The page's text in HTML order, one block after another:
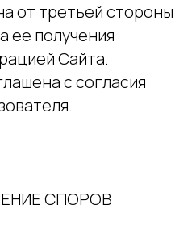
от третьей стороны
ее получения
Сайта.
с согласия
СПОРОВ